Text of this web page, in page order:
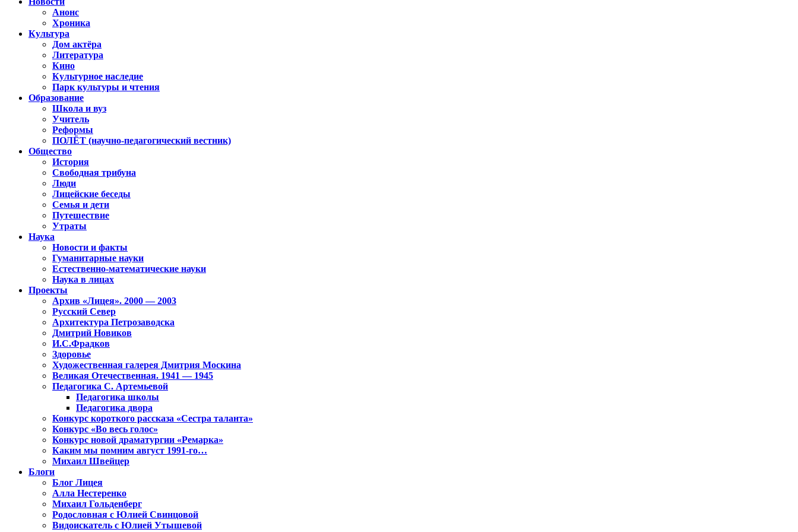
Анонс
Хроника
Культура
Дом актёра
Литература
Кино
Культурное наследие
Парк культуры и чтения
Образование
Школа и вуз
Учитель
Реформы
ПОЛЁТ (научно-педагогический вестник)
Общество
История
Свободная трибуна
Люди
Лицейские беседы
Семья и дети
Путешествие
Утраты
Наука
Новости и факты
Гуманитарные науки
Естественно-математические науки
Наука в лицах
Проекты
Архив «Лицея». 2000 — 2003
Русский Север
Архитектура Петрозаводска
Дмитрий Новиков
И.С.Фрадков
Здоровье
Художественная галерея Дмитрия Москина
Великая Отечественная. 1941 — 1945
Педагогика С. Артемьевой
Педагогика школы
Педагогика двора
Конкурс короткого рассказа «Сестра таланта»
Конкурс «Во весь голос»
Конкурс новой драматургии «Ремарка»
Каким мы помним август 1991-го…
Михаил Швейцер
Блоги
Блог Лицея
Алла Нестеренко
Михаил Гольденберг
Родословная с Юлией Свинцовой
Видоискатель с Юлией Утышевой